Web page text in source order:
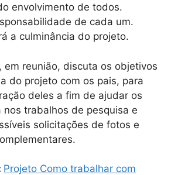
envolvimento de todos.
de cada um.
a culminância do projeto.
em reunião, discuta os objetivos
do projeto com os pais, para
deles a fim de ajudar os
nos trabalhos de pesquisa e
solicitações de fotos e
Projeto Como trabalhar com